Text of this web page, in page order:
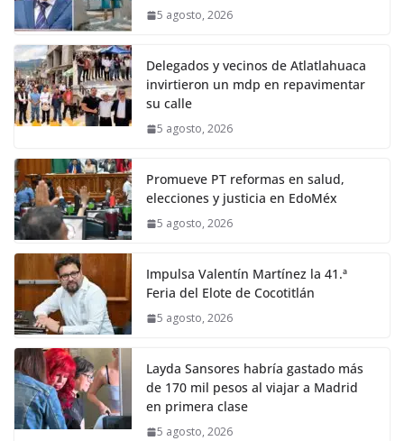
5 agosto, 2026
Delegados y vecinos de Atlatlahuaca
invirtieron un mdp en repavimentar
su calle
5 agosto, 2026
Promueve PT reformas en salud,
elecciones y justicia en EdoMéx
5 agosto, 2026
Impulsa Valentín Martínez la 41.ª
Feria del Elote de Cocotitlán
5 agosto, 2026
Layda Sansores habría gastado más
de 170 mil pesos al viajar a Madrid
en primera clase
5 agosto, 2026